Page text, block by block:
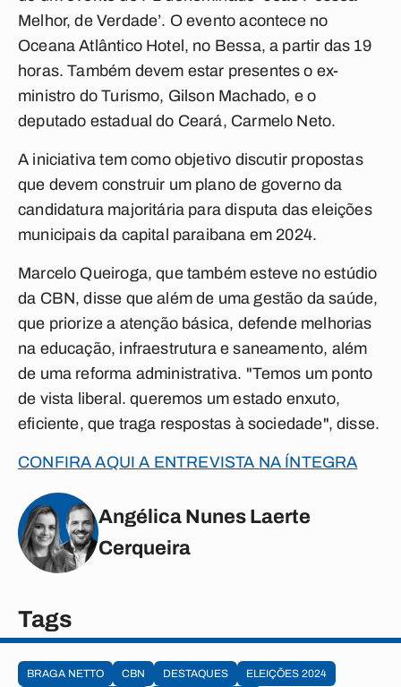
Melhor, de Verdade’. O evento acontece no
Oceana Atlântico Hotel, no Bessa, a partir das 19
horas. Também devem estar presentes o ex-
ministro do Turismo, Gilson Machado, e o
deputado estadual do Ceará, Carmelo Neto.
A iniciativa tem como objetivo discutir propostas
que devem construir um plano de governo da
candidatura majoritária para disputa das eleições
municipais da capital paraibana em 2024.
Marcelo Queiroga, que também esteve no estúdio
da CBN, disse que além de uma gestão da saúde,
que priorize a atenção básica, defende melhorias
na educação, infraestrutura e saneamento, além
de uma reforma administrativa. "Temos um ponto
de vista liberal. queremos um estado enxuto,
eficiente, que traga respostas à sociedade", disse.
CONFIRA AQUI A ENTREVISTA NA ÍNTEGRA
Angélica Nunes Laerte
Cerqueira
Tags
BRAGA NETTO CBN DESTAQUES
ELEIÇÕES 2024